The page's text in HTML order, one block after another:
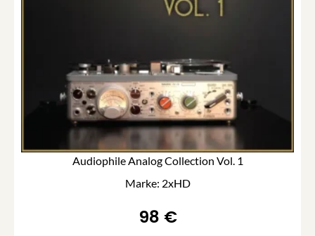
Audiophile Analog Collection Vol. 1
Marke: 2xHD
98 €